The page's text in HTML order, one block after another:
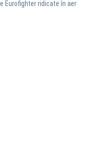
Eurofighter ridicate în aer